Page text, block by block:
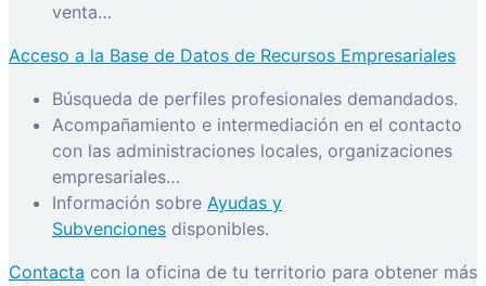
venta…
Acceso a la Base de Datos de Recursos Empresariales
Búsqueda de perfiles profesionales demandados.
Acompañamiento e intermediación en el contacto
con las administraciones locales, organizaciones
empresariales…
Información sobre Ayudas y
Subvenciones disponibles.
Contacta con la oficina de tu territorio para obtener más